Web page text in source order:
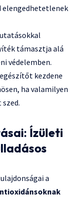
elengedhetetlenek
támasztja alá
védelemben.
kezdene
ha valamilyen
Ízületi
a